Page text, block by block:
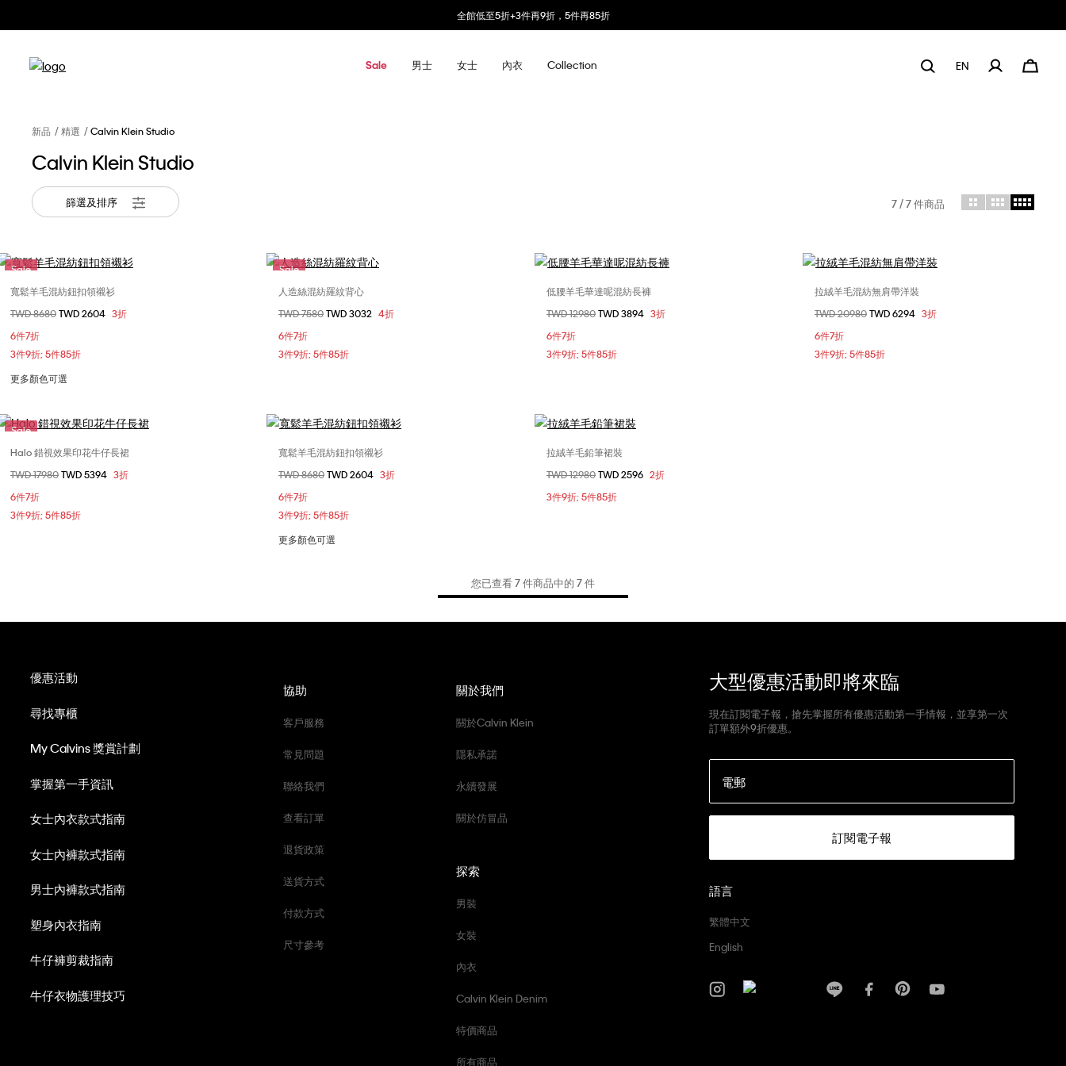
全館低至5折+3件再9折，5件再85折
Sale 男士 女士 內衣 Collection EN
新品 精選 Calvin Klein Studio
Calvin Klein Studio
篩選及排序 7 / 7 件商品
Sale
選擇您的尺碼
M
寬鬆羊毛混紡鈕扣領襯衫
價格扣減從
TWD 8680至
TWD 2604 3折
6件7折
3件9折; 5件85折
更多顏色可選
Sale
XXS
XS
人造絲混紡羅紋背心
價格扣減從
TWD 7580至
TWD 3032 4折
6件7折
3件9折; 5件85折
選擇您的尺碼
0
4
低腰羊毛華達呢混紡長褲
價格扣減從
TWD 12980至
TWD 3894 3折
6件7折
3件9折; 5件85折
選擇您的尺碼
2
拉絨羊毛混紡無肩帶洋裝
價格扣減從
TWD 20980至
TWD 6294 3折
6件7折
3件9折; 5件85折
Sale
選擇您的尺碼
Halo 錯視效果印花牛仔長裙
價格扣減從
TWD 17980至
TWD 5394 3折
6件7折
3件9折; 5件85折
選擇您的尺碼
寬鬆羊毛混紡鈕扣領襯衫
價格扣減從
TWD 8680至
TWD 2604 3折
6件7折
3件9折; 5件85折
更多顏色可選
拉絨羊毛鉛筆裙裝
價格扣減從
TWD 12980至
TWD 2596 2折
3件9折; 5件85折
您已查看 7 件商品中的 7 件
大型優惠活動即將來臨
現在訂閱電子報，搶先掌握所有優惠活動第一手情報，並享第一次
訂單額外9折優惠。
電郵
訂閱電子報
語言
繁體中文
English
協助
客戶服務
常見問題
聯絡我們
查看訂單
退貨政策
送貨方式
付款方式
尺寸參考
優惠活動
尋找專櫃
My Calvins 獎賞計劃
掌握第一手資訊
女士內衣款式指南
女士內褲款式指南
男士內褲款式指南
塑身內衣指南
牛仔褲剪裁指南
牛仔衣物護理技巧
探索
男裝
女裝
內衣
Calvin Klein Denim
特價商品
所有商品
關於我們
關於Calvin Klein
隱私承諾
永續發展
關於仿冒品